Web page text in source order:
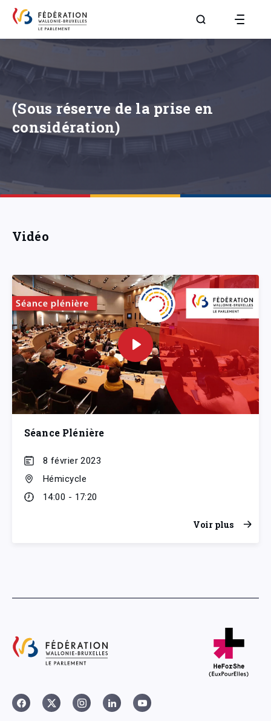
Aller à la page
(Sous réserve de la prise en
considération)
Vidéo
Séance Plénière
8 février 2023
Hémicycle
14:00 - 17:20
Voir plus